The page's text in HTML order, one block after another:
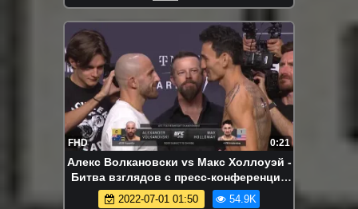
FHD 0:21
Алекс Волкановски vs Макс Холлоуэй -
Битва взглядов с пресс-конференции
перед UFC 276
2022-07-01 01:50 54.9K